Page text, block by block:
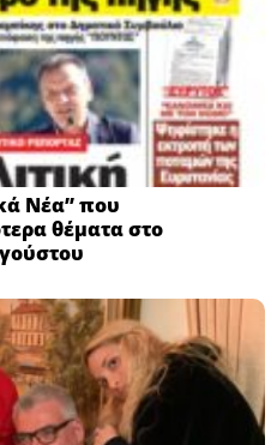
Νέα” που
θέματα στο